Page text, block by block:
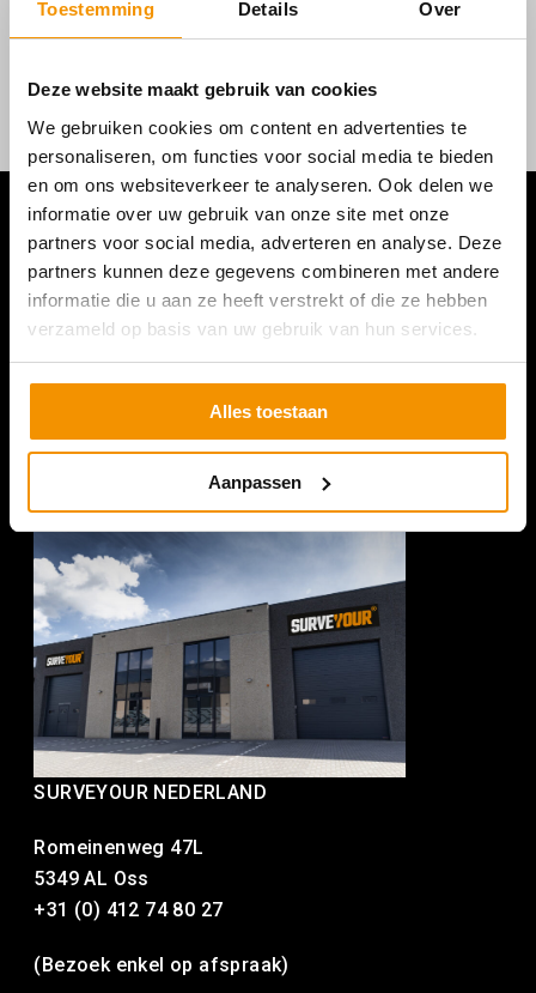
Toestemming Details Over
Deze website maakt gebruik van cookies
We gebruiken cookies om content en advertenties te
personaliseren, om functies voor social media te bieden
en om ons websiteverkeer te analyseren. Ook delen we
informatie over uw gebruik van onze site met onze
partners voor social media, adverteren en analyse. Deze
partners kunnen deze gegevens combineren met andere
informatie die u aan ze heeft verstrekt of die ze hebben
verzameld op basis van uw gebruik van hun services.
Alles toestaan
Aanpassen
SURVEYOUR NEDERLAND
Romeinenweg 47L
5349 AL Oss
+31 (0) 412 74 80 27
(Bezoek enkel op afspraak)